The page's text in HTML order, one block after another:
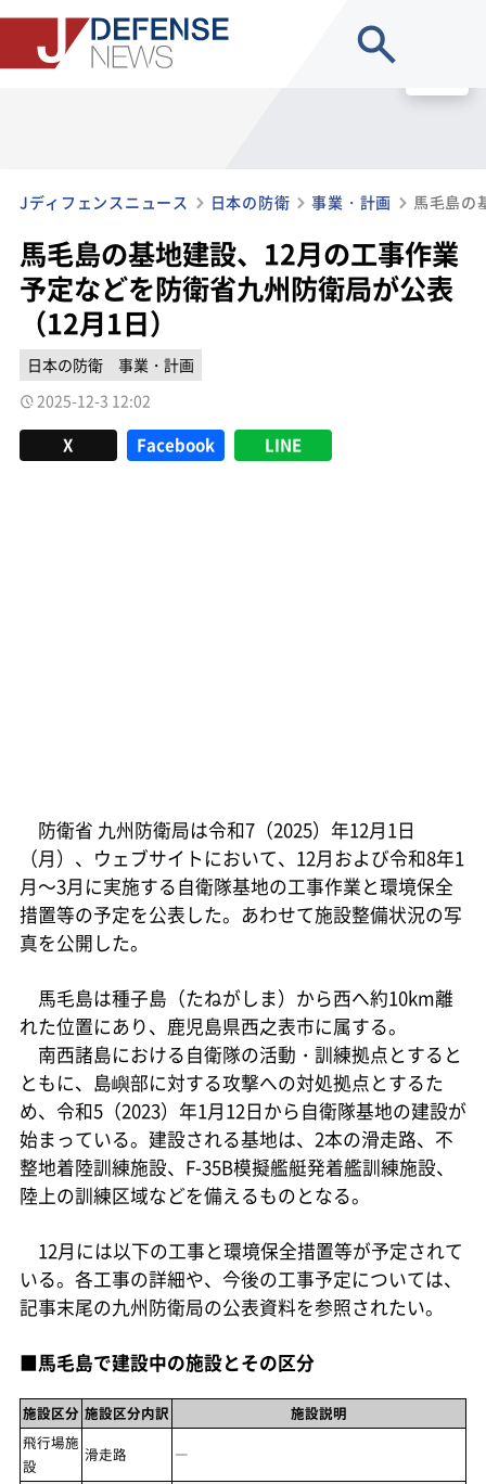
Jディフェンスニュース 日本の防衛 事業・計画
馬毛島の基地建設、12月の工事作業
予定などを防衛省九州防衛局が公表
（12月1日）
日本の防衛
事業・計画
2025-12-3 12:02
X Facebook LINE
防衛省 九州防衛局は令和7（2025）年12月1日
（月）、ウェブサイトにおいて、12月および令和8年1
月～3月に実施する自衛隊基地の工事作業と環境保全
措置等の予定を公表した。あわせて施設整備状況の写
真を公開した。
馬毛島は種子島（たねがしま）から西へ約10km離
れた位置にあり、鹿児島県西之表市に属する。
南西諸島における自衛隊の活動・訓練拠点とすると
ともに、島嶼部に対する攻撃への対処拠点とするた
め、令和5（2023）年1月12日から自衛隊基地の建設が
始まっている。建設される基地は、2本の滑走路、不
整地着陸訓練施設、F-35B模擬艦艇発着艦訓練施設、
陸上の訓練区域などを備えるものとなる。
12月には以下の工事と環境保全措置等が予定されて
いる。各工事の詳細や、今後の工事予定については、
記事末尾の九州防衛局の公表資料を参照されたい。
■馬毛島で建設中の施設とその区分
施設区分 施設区分内訳
施設説明
飛行場施
設
滑走路 ―